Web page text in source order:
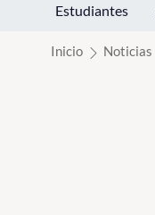
Estudiantes
Inicio Noticias